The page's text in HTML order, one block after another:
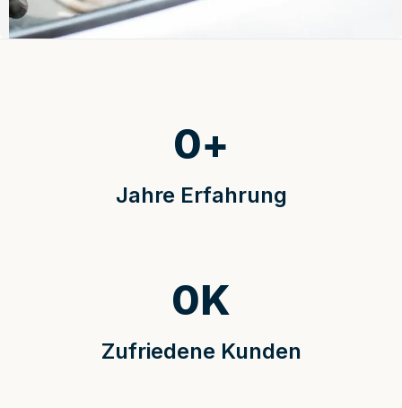
Jahre Erfahrung
0+
Zufriedene Kunden
0K